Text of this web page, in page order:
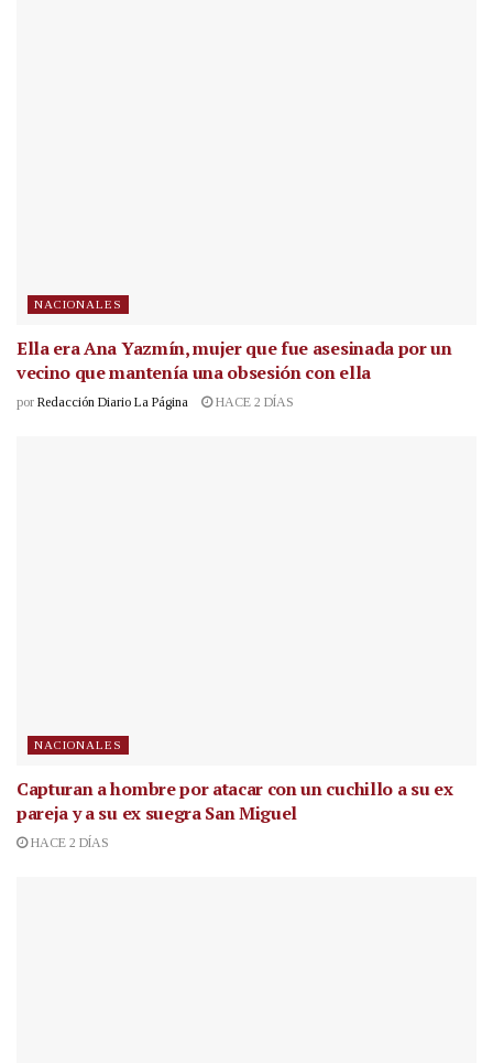
NACIONALES
Ella era Ana Yazmín, mujer que fue asesinada por un
vecino que mantenía una obsesión con ella
por Redacción Diario La Página HACE 2 DÍAS
NACIONALES
Capturan a hombre por atacar con un cuchillo a su ex
pareja y a su ex suegra San Miguel
HACE 2 DÍAS